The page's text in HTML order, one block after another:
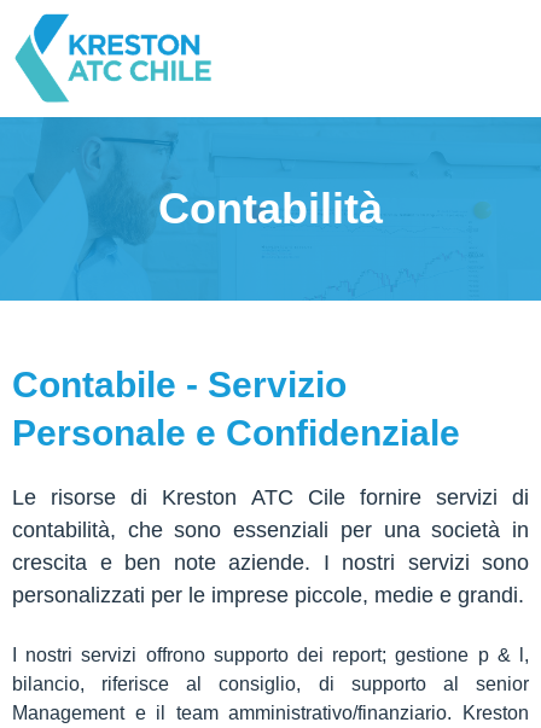
Contabilità
Contabile - Servizio
Personale e Confidenziale
Le risorse di Kreston ATC Cile fornire servizi di
contabilità, che sono essenziali per una società in
crescita e ben note aziende. I nostri servizi sono
personalizzati per le imprese piccole, medie e grandi.
I nostri servizi offrono supporto dei report; gestione p & l,
bilancio, riferisce al consiglio, di supporto al senior
Management e il team amministrativo/finanziario. Kreston